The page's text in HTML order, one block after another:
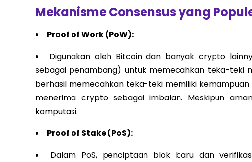
Mekanisme Consensus yang
Proof of Work (PoW):
Digunakan oleh Bitcoin dan banyak crypto
sebagai penambang) untuk memecahkan teka-teki
berhasil memecahkan teka-teki memiliki
menerima crypto sebagai imbalan. Meskipun
komputasi.
Proof of Stake (PoS):
Dalam PoS, penciptaan blok baru dan